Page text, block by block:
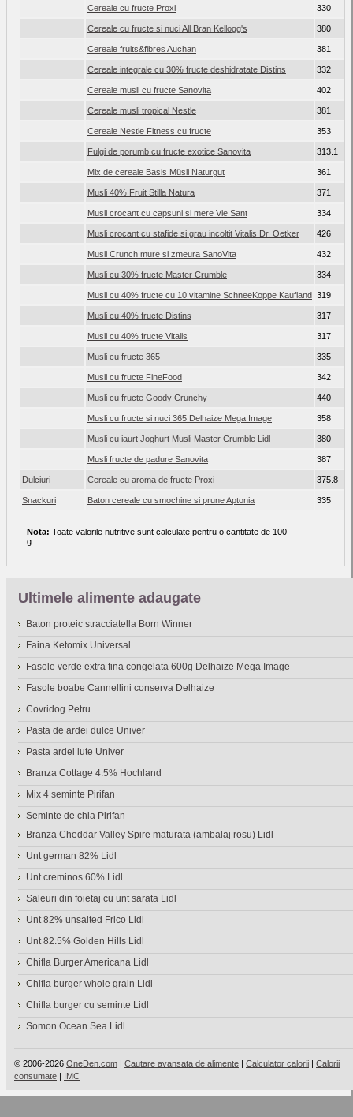
Cereale cu fructe Proxi 330
Cereale cu fructe si nuci All Bran Kellogg's 380
Cereale fruits&fibres Auchan 381
Cereale integrale cu 30% fructe deshidratate Distins 332
Cereale musli cu fructe Sanovita 402
Cereale musli tropical Nestle 381
Cereale Nestle Fitness cu fructe 353
Fulgi de porumb cu fructe exotice Sanovita 313.1
Mix de cereale Basis Müsli Naturgut 361
Musli 40% Fruit Stilla Natura 371
Musli crocant cu capsuni si mere Vie Sant 334
Musli crocant cu stafide si grau incoltit Vitalis Dr. Oetker 426
Musli Crunch mure si zmeura SanoVita 432
Musli cu 30% fructe Master Crumble 334
Musli cu 40% fructe cu 10 vitamine SchneeKoppe Kaufland 319
Musli cu 40% fructe Distins 317
Musli cu 40% fructe Vitalis 317
Musli cu fructe 365 335
Musli cu fructe FineFood 342
Musli cu fructe Goody Crunchy 440
Musli cu fructe si nuci 365 Delhaize Mega Image 358
Musli cu iaurt Joghurt Musli Master Crumble Lidl 380
Musli fructe de padure Sanovita 387
Dulciuri Cereale cu aroma de fructe Proxi 375.8
Snackuri Baton cereale cu smochine si prune Aptonia 335
Nota: Toate valorile nutritive sunt calculate pentru o cantitate de 100
g.
Ultimele alimente adaugate
Baton proteic stracciatella Born Winner
Faina Ketomix Universal
Fasole verde extra fina congelata 600g Delhaize Mega Image
Fasole boabe Cannellini conserva Delhaize
Covridog Petru
Pasta de ardei dulce Univer
Pasta ardei iute Univer
Branza Cottage 4.5% Hochland
Mix 4 seminte Pirifan
Seminte de chia Pirifan
Branza Cheddar Valley Spire maturata (ambalaj rosu) Lidl
Unt german 82% Lidl
Unt creminos 60% Lidl
Saleuri din foietaj cu unt sarata Lidl
Unt 82% unsalted Frico Lidl
Unt 82.5% Golden Hills Lidl
Chifla Burger Americana Lidl
Chifla burger whole grain Lidl
Chifla burger cu seminte Lidl
Somon Ocean Sea Lidl
© 2006-2026 OneDen.com | Cautare avansata de alimente | Calculator calorii | Calorii
consumate | IMC